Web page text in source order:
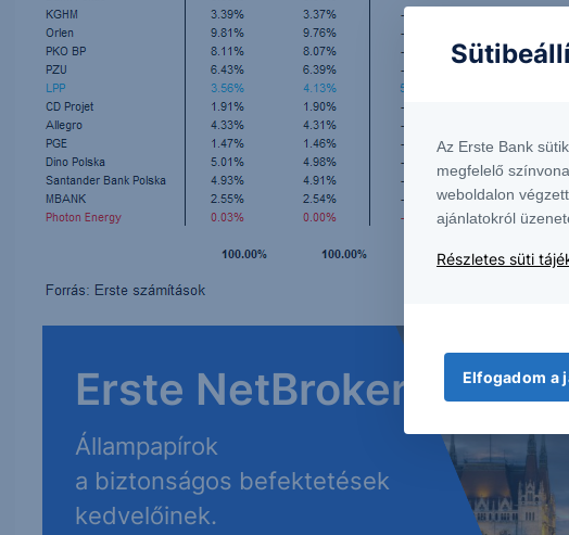
Erste NetBroker
Állampapírok
a biztonságos befektetések
kedvelőinek.
Az Erste Bank
megfelelő
weboldalon
ajánlatokról
Részletes süti
Elfogadom a